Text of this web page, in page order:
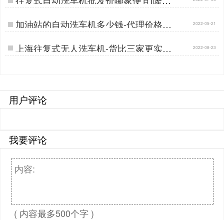
鑫晟]…
加油站的自动洗车机多少钱-代理价格节
省差价30%[隆茂鑫晟]…
2022-05-21
上海往复式无人洗车机-货比三家更实惠
[隆茂鑫晟]…
2022-08-23
用户评论
我要评论
( 内容最多500个字 )